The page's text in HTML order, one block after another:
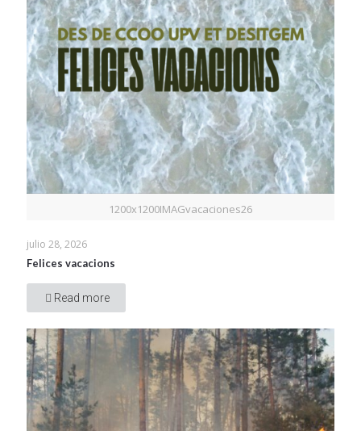
1200x1200IMAGvacaciones26
julio 28, 2026
Felices vacacions
Read more